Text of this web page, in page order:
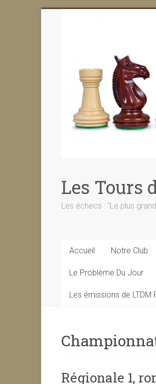
Les Tours
Les échecs : "Le plus
Accueil Notre Club
Le Problème Du Jour
Les émissions de
Régionale 1,